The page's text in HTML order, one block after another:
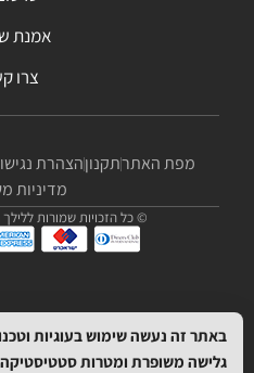
אמנת
צרו
מפת האתרתקנוןהצהרת
מדיניות
© כל הזכויות שמורות ללילך
באתר זה נעשה שימוש בעוגיות
גלישה משופרת ומטרות